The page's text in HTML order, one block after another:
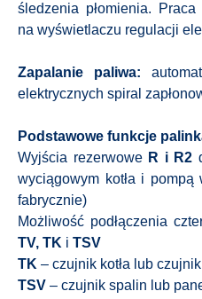
śledzenia płomienia.
na wyświetlaczu regulacji
Zapalanie paliwa:
elektrycznych spiral
Podstawowe funkcje
Wyjścia rezerwowe R i R2
wyciągowym kotła i pompą
fabrycznie)
Możliwość podłączenia
TV, TK i TSV
TK – czujnik kotła lub
TSV – czujnik spalin lub